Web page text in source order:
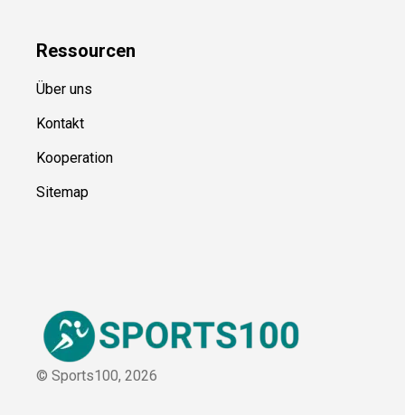
Ressourcen
Über uns
Kontakt
Kooperation
Sitemap
© Sports100, 2026